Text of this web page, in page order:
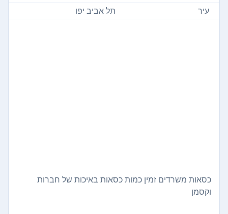
עיר
תל אביב יפו
כסאות משרדים זמין כמות כסאות באיכות של חברות
וקסמן